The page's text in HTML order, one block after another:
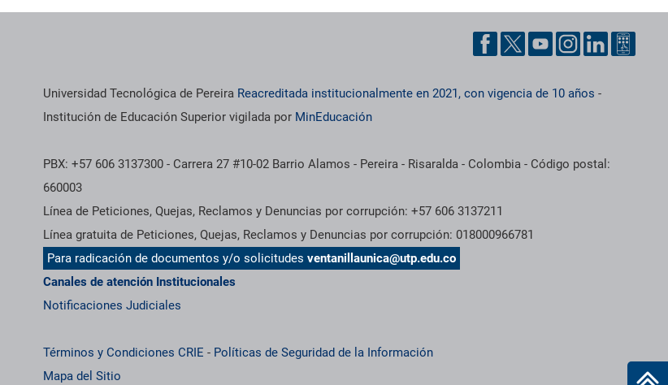
Universidad Tecnológica de Pereira Reacreditada institucionalmente en 2021, con vigencia de 10 años -
Institución de Educación Superior vigilada por MinEducación
PBX: +57 606 3137300 - Carrera 27 #10-02 Barrio Alamos - Pereira - Risaralda - Colombia - Código postal:
660003
Línea de Peticiones, Quejas, Reclamos y Denuncias por corrupción: +57 606 3137211
Línea gratuita de Peticiones, Quejas, Reclamos y Denuncias por corrupción: 018000966781
Para radicación de documentos y/o solicitudesventanillaunica@utp.edu.co
Canales de atención Institucionales
Notificaciones Judiciales
Términos y Condiciones CRIE - Políticas de Seguridad de la Información
Mapa del Sitio